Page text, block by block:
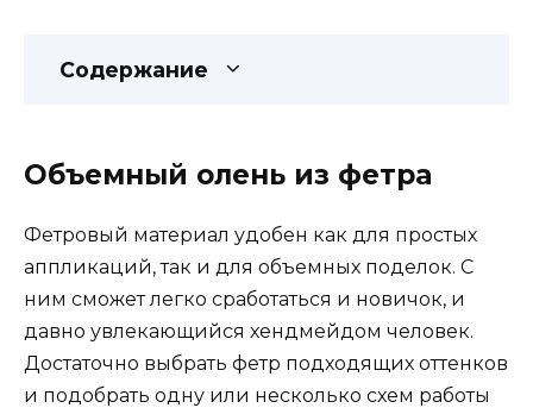
Содержание
Объемный олень из фетра
Фетровый материал удобен как для простых
аппликаций, так и для объемных поделок. С
ним сможет легко сработаться и новичок, и
давно увлекающийся хендмейдом человек.
Достаточно выбрать фетр подходящих оттенков
и подобрать одну или несколько схем работы